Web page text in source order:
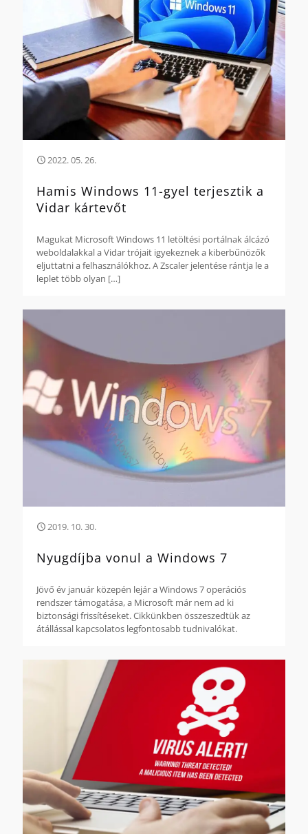
2022. 05. 26.
Hamis Windows 11-gyel terjesztik a
Vidar kártevőt
Magukat Microsoft Windows 11 letöltési portálnak álcázó
weboldalakkal a Vidar trójait igyekeznek a kiberbűnözők
eljuttatni a felhasználókhoz. A Zscaler jelentése rántja le a
leplet több olyan […]
2019. 10. 30.
Nyugdíjba vonul a Windows 7
Jövő év január közepén lejár a Windows 7 operációs
rendszer támogatása, a Microsoft már nem ad ki
biztonsági frissítéseket. Cikkünkben összeszedtük az
átállással kapcsolatos legfontosabb tudnivalókat.